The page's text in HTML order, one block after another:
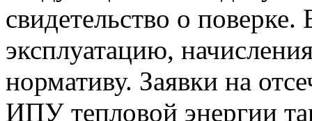
свидетельство о
эксплуатацию,
нормативу. Заявки на
ИПУ тепловой энергии